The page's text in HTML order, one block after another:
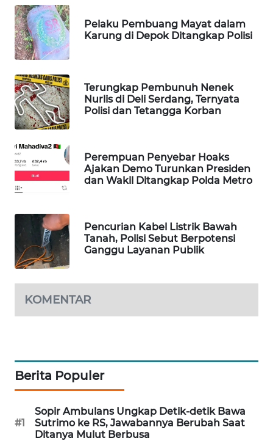
Pelaku Pembuang Mayat dalam
Karung di Depok Ditangkap Polisi
Terungkap Pembunuh Nenek
Nurlis di Deli Serdang, Ternyata
Polisi dan Tetangga Korban
Perempuan Penyebar Hoaks
Ajakan Demo Turunkan Presiden
dan Wakil Ditangkap Polda Metro
Pencurian Kabel Listrik Bawah
Tanah, Polisi Sebut Berpotensi
Ganggu Layanan Publik
KOMENTAR
Berita Populer
#1
Sopir Ambulans Ungkap Detik-detik Bawa
Sutrimo ke RS, Jawabannya Berubah Saat
Ditanya Mulut Berbusa
CO ID
WAHANANEWS
NET
WAHANA
SPORT
WAHANA
UMKM
WAHANA
WAHANA
PERSONA
WAHANA
DESA
WISATA
LAPAK
WAHANA